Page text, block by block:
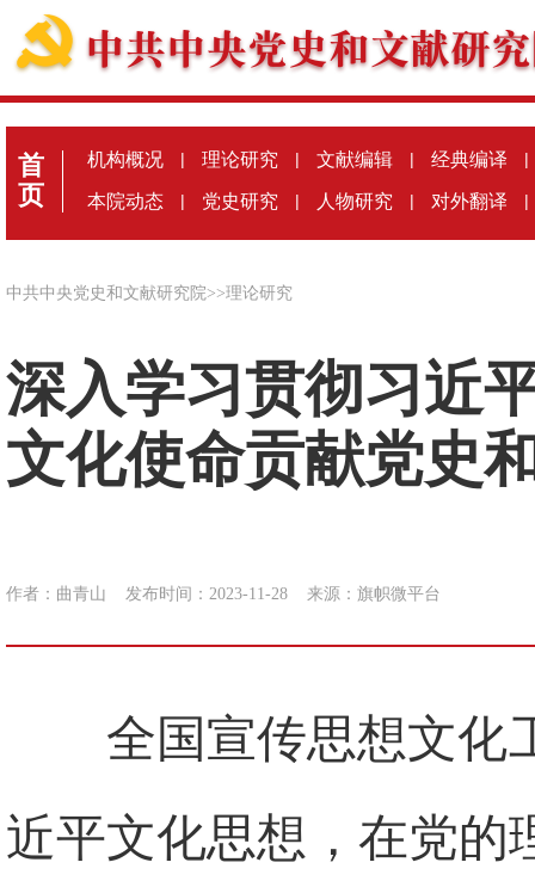
首
页
机构概况 | 理论研究 | 文献编辑 | 经典编译 |
本院动态 | 党史研究 | 人物研究 | 对外翻译 |
中共中央党史和文献研究院>>理论研究
深入学习贯彻习近
文化使命贡献党史
作者：曲青山 发布时间：2023-11-28 来源： 旗帜微平台
全国宣传思想文化
近平文化思想，在党的